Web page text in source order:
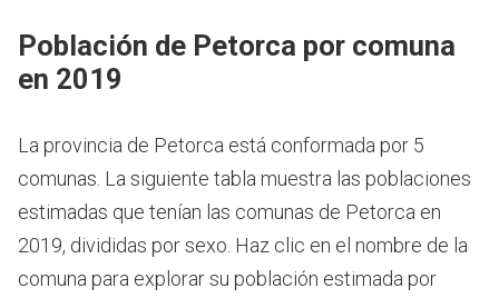
Población de Petorca por comuna
en 2019
La provincia de Petorca está conformada por 5
comunas. La siguiente tabla muestra las poblaciones
estimadas que tenían las comunas de Petorca en
2019, divididas por sexo. Haz clic en el nombre de la
comuna para explorar su población estimada por